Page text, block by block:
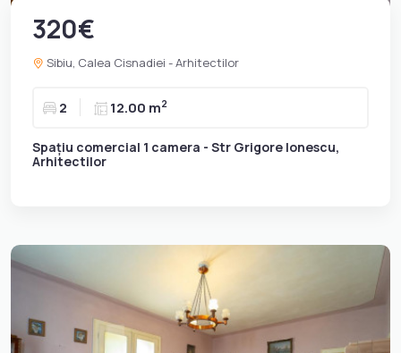
320€
Sibiu, Calea Cisnadiei - Arhitectilor
2 12.00 m2
Spațiu comercial 1 camera - Str Grigore Ionescu,
Arhitectilor